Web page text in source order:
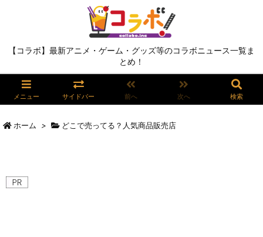
【コラボ】最新アニメ・ゲーム・グッズ等のコラボニュース一覧ま
とめ！
メニュー サイドバー 前へ 次へ 検索
ホーム > どこで売ってる？人気商品販売店